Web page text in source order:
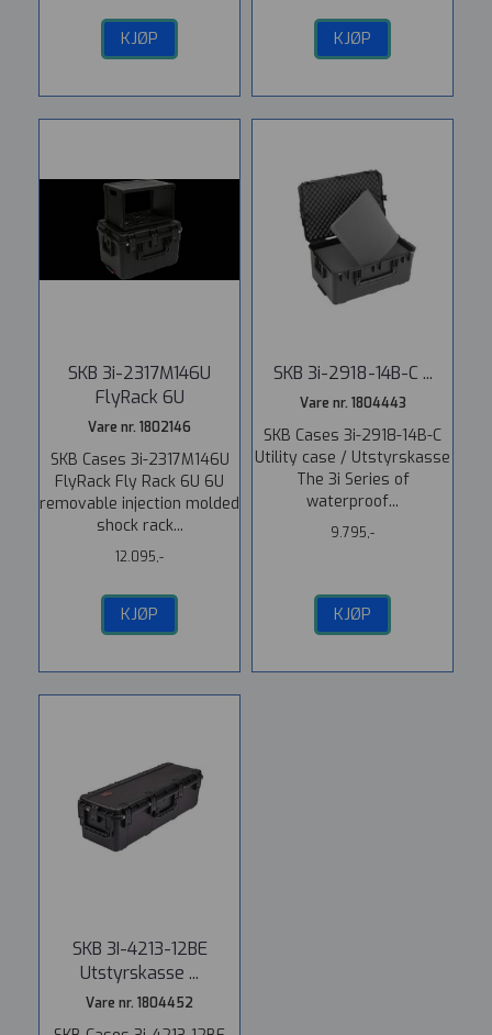
KJØP KJØP
SKB 3i-2317M146U
FlyRack 6U
Vare nr. 1802146
SKB Cases 3i-2317M146U
FlyRack Fly Rack 6U 6U
removable injection molded
shock rack...
12.095,-
KJØP
SKB 3i-2918-14B-C ...
Vare nr. 1804443
SKB Cases 3i-2918-14B-C
Utility case / Utstyrskasse
The 3i Series of
waterproof...
9.795,-
KJØP
SKB 3I-4213-12BE
Utstyrskasse ...
Vare nr. 1804452